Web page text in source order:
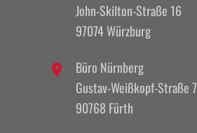
John-Skilton-Straße 16
97074 Würzburg
Büro Nürnberg
Gustav-Weißkopf-Straße 7
90768 Fürth